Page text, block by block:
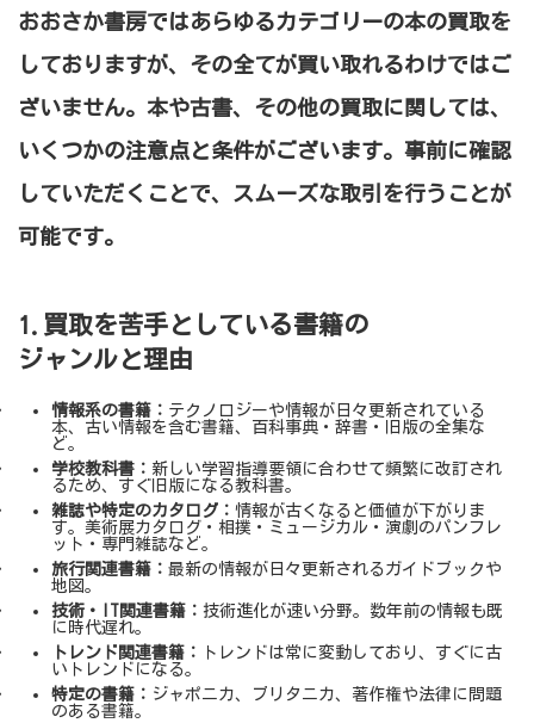
おおさか書房ではあらゆるカテゴリーの本の買取を
しておりますが、その全てが買い取れるわけではご
ざいません。本や古書、その他の買取に関しては、
いくつかの注意点と条件がございます。事前に確認
していただくことで、スムーズな取引を行うことが
可能です。
1.買取を苦手としている書籍の
ジャンルと理由
情報系の書籍： テクノロジーや情報が日々更新されている
本、古い情報を含む書籍、百科事典・辞書・旧版の全集な
ど。
学校教科書： 新しい学習指導要領に合わせて頻繁に改訂され
るため、すぐ旧版になる教科書。
雑誌や特定のカタログ： 情報が古くなると価値が下がりま
す。美術展カタログ・相撲・ミュージカル・演劇のパンフレ
ット・専門雑誌など。
旅行関連書籍： 最新の情報が日々更新されるガイドブックや
地図。
技術・IT関連書籍： 技術進化が速い分野。数年前の情報も既
に時代遅れ。
トレンド関連書籍：
トレンドは常に変動しており、すぐに古
いトレンドになる。
特定の書籍： ジャポニカ、ブリタニカ、著作権や法律に問題
のある書籍。